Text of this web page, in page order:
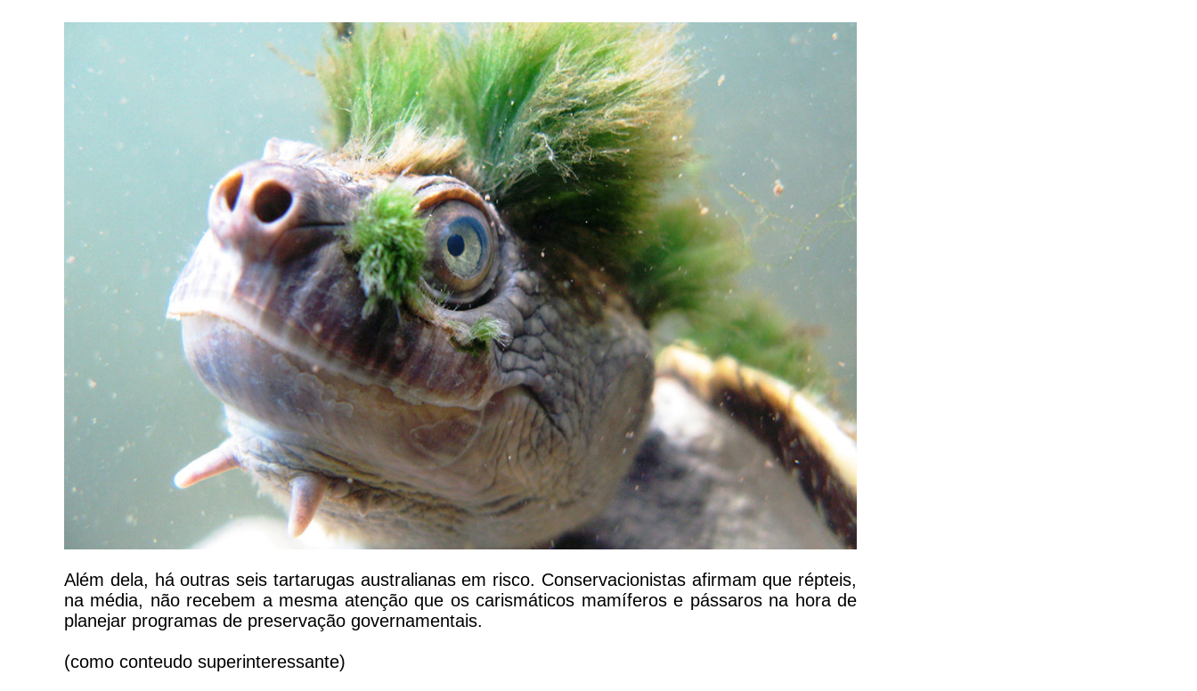
Além dela, há outras seis tartarugas australianas em risco. Conservacionistas afirmam que répteis,
na média, não recebem a mesma atenção que os carismáticos mamíferos e pássaros na hora de
planejar programas de preservação governamentais.
(como conteudo superinteressante)